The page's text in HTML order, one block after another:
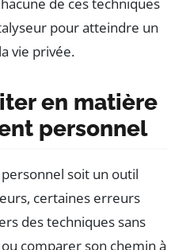
pour atteindre un
vie privée.
en matière
personnel
soit un outil
certaines erreurs
des techniques sans
comparer son chemin à